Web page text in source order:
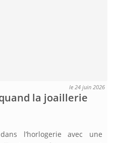
le 24 juin 2026
la joaillerie
l’horlogerie avec une